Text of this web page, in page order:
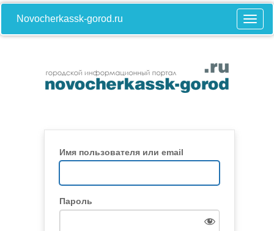
Novocherkassk-gorod.ru
Имя пользователя или email
Пароль